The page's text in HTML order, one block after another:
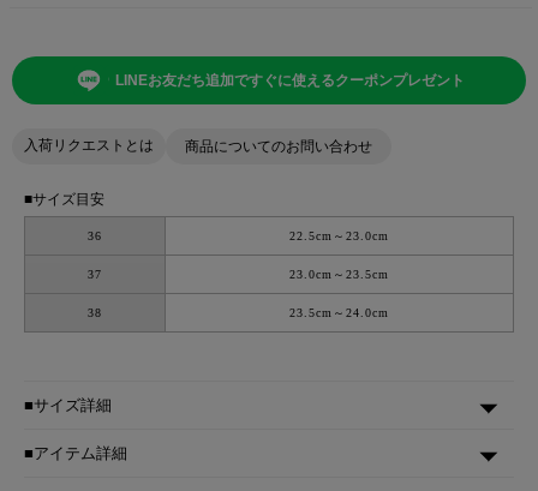
LINEお友だち追加ですぐに使えるクーポンプレゼント
入荷リクエストとは 商品についてのお問い合わせ
■サイズ目安
36
37
38
22.5cm～23.0cm
23.0cm～23.5cm
23.5cm～24.0cm
■サイズ詳細
■アイテム詳細